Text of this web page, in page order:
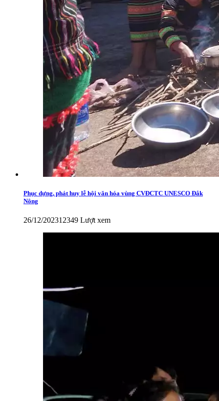
Phục dựng, phát huy lễ hội văn hóa vùng CVĐCTC UNESCO Đắk
Nông
26/12/202312349 Lượt xem